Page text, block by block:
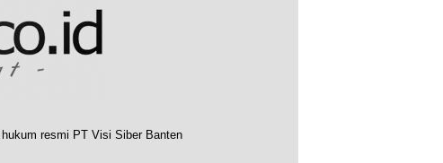
resmi PT Visi Siber Banten